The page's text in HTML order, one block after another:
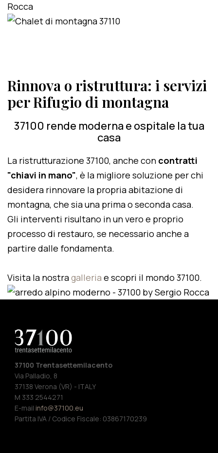
Rinnova o ristruttura: i servizi
per Rifugio di montagna
37100 rende moderna e ospitale la tua
casa
La ristrutturazione 37100, anche con contratti
"chiavi in mano", è la migliore soluzione per chi
desidera rinnovare la propria abitazione di
montagna, che sia una prima o seconda casa.
Gli interventi risultano in un vero e proprio
processo di restauro, se necessario anche a
partire dalle fondamenta.
Visita la nostragalleria e scopri il mondo 37100.
37100 Trentasettemilacento
Via Palladio, 8
37138 Verona (VR) - ITALY
M 333 2544271
E-mail info@37100.eu
Partita IVA / Codice Fiscale: 03867170239